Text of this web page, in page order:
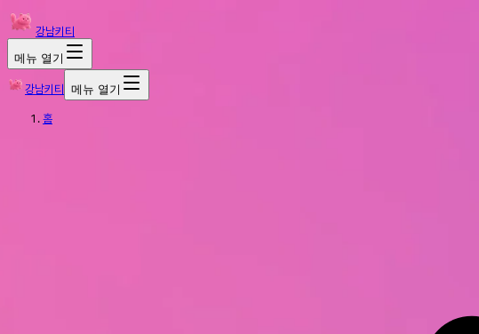
강남키티
메뉴 열기
강남키티 메뉴 열기
홈